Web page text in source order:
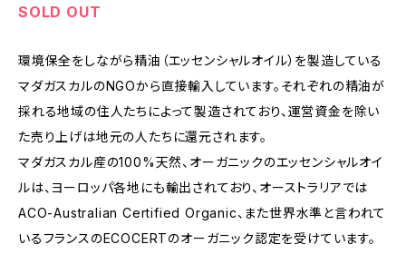
SOLD OUT
環境保全をしながら精油（エッセンシャルオイル）を製造している
マダガスカルのNGOから直接輸入しています。それぞれの精油が
採れる地域の住人たちによって製造されており、運営資金を除い
た売り上げは地元の人たちに還元されます。
マダガスカル産の100%天然、オーガニックのエッセンシャルオイ
ルは、ヨーロッパ各地にも輸出されており、オーストラリアでは
ACO-Australian Certified Organic、また世界水準と言われて
いるフランスのECOCERTのオーガニック認定を受けています。